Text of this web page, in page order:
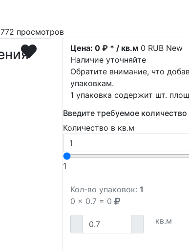
просмотров
Цена: 0 ₽ * / кв.м 0 RUB New
Наличие уточняйте
Обратите внимание, что
упаковкам.
1 упаковка содержит шт.
Введите требуемое количество
Количество в кв.м
1
Кол-во упаковок: 1
0 x 0.7 = 0
кв.м